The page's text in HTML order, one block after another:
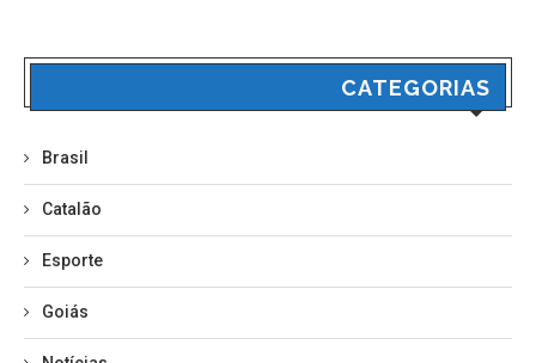
CATEGORIAS
Brasil
Catalão
Esporte
Goiás